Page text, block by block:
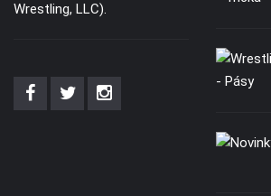
Wrestling, LLC).